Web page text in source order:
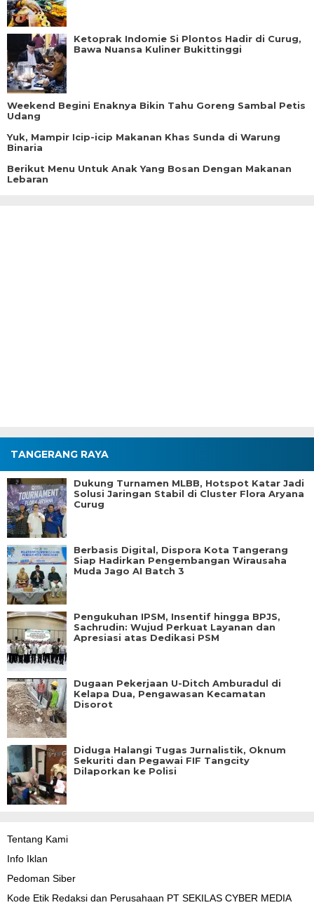
Ketoprak Indomie Si Plontos Hadir di Curug,
Bawa Nuansa Kuliner Bukittinggi
Weekend Begini Enaknya Bikin Tahu Goreng Sambal Petis
Udang
Yuk, Mampir Icip-icip Makanan Khas Sunda di Warung
Binaria
Berikut Menu Untuk Anak Yang Bosan Dengan Makanan
Lebaran
TANGERANG RAYA
Dukung Turnamen MLBB, Hotspot Katar Jadi
Solusi Jaringan Stabil di Cluster Flora Aryana
Curug
Berbasis Digital, Dispora Kota Tangerang
Siap Hadirkan Pengembangan Wirausaha
Muda Jago AI Batch 3
Pengukuhan IPSM, Insentif hingga BPJS,
Sachrudin: Wujud Perkuat Layanan dan
Apresiasi atas Dedikasi PSM
Dugaan Pekerjaan U-Ditch Amburadul di
Kelapa Dua, Pengawasan Kecamatan
Disorot
Diduga Halangi Tugas Jurnalistik, Oknum
Sekuriti dan Pegawai FIF Tangcity
Dilaporkan ke Polisi
Tentang Kami
Info Iklan
Pedoman Siber
Kode Etik Redaksi dan Perusahaan PT SEKILAS CYBER MEDIA